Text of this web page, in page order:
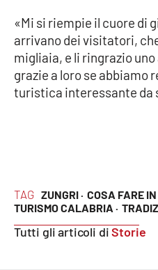
TAG ZUNGRI · COSA FARE
TURISMO CALABRIA ·
Tutti gli articoli diStorie
«Mi si riempie il cuore di
arrivano dei visitatori,
migliaia, e li ringrazio
grazie a loro se abbiamo
turistica interessante da